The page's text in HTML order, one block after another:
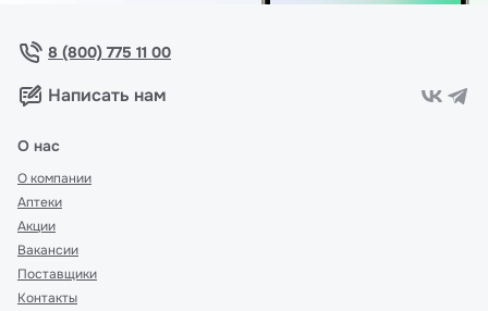
8 (800) 775 11 00
Написать нам
О нас
О компании
Аптеки
Акции
Вакансии
Поставщики
Контакты